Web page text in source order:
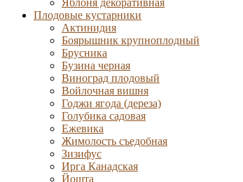
Яблоня декоративная
Плодовые кустарники
Актинидия
Боярышник крупноплодный
Брусника
Бузина черная
Виноград плодовый
Войлочная вишня
Годжи ягода (дереза)
Голубика садовая
Ежевика
Жимолость съедобная
Зизифус
Ирга Канадская
Йошта